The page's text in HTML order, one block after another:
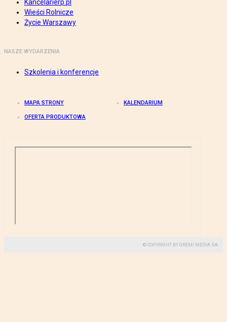
Kancelarierp.pl
Wieści Rolnicze
Życie Warszawy
NASZE WYDARZENIA
Szkolenia i konferencje
MAPA STRONY KALENDARIUM
OFERTA PRODUKTOWA
© COPYRIGHT BY GREMI MEDIA SA